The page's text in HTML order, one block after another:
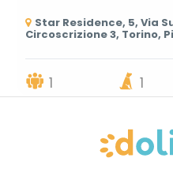
Star Residence, 5, Via
Circoscrizione 3, Torino,
1 1